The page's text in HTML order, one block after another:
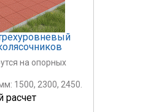
на опорных
1500, 2300, 2450.
(1 шт).
расчет